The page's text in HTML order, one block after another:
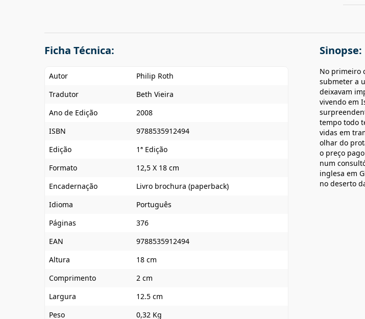
Ficha Técnica:
Autor
Philip Roth
Tradutor
Beth Vieira
Ano de Edição
2008
ISBN
9788535912494
Edição
1ª Edição
Formato
12,5 X 18 cm
Encadernação
Livro brochura (paperback)
Idioma
Português
Páginas
376
EAN
9788535912494
Altura
18 cm
Comprimento
2 cm
Largura
12.5 cm
Peso
0,32 Kg
Sinopse:
No primeiro
submeter a
deixavam
vivendo em
tempo todo
vidas em
olhar do
o preço
num
inglesa em
no deserto